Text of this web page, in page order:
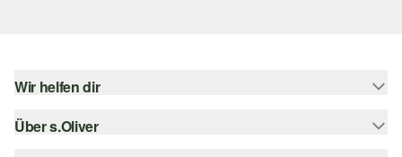
Wir helfen dir
Hilfe & FAQ
Über s.Oliver